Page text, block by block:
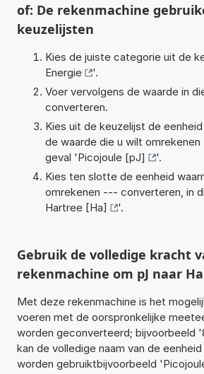
of: De rekenmachine
keuzelijsten
Kies de juiste categorie uit de
Energie
'.
Voer vervolgens de waarde in
converteren.
Kies uit de keuzelijst de
de waarde die u wilt
geval 'Picojoule [pJ]
'.
Kies ten slotte de eenheid
omrekenen --- converteren, in
Hartree [Ha]
'.
Gebruik de volledige kracht
rekenmachine om pJ naar
Met deze rekenmachine is het
voeren met de oorspronkelijke
worden geconverteerd; bijvoorbeeld
kan de volledige naam van de
worden gebruiktbijvoorbeeld